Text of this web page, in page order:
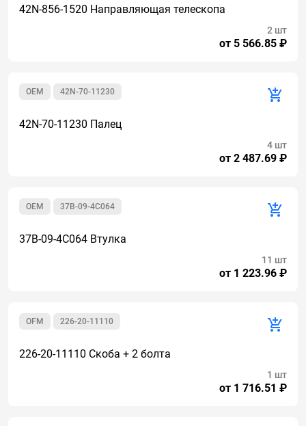
42N-856-1520 Направляющая телескопа
от 5 566.85 ₽
2 шт
42N-70-11230
OEM
42N-70-11230 Палец
от 2 487.69 ₽
4 шт
37B-09-4C064
OEM
37B-09-4C064 Втулка
от 1 223.96 ₽
11 шт
226-20-11110
OFM
226-20-11110 Скоба + 2 болта
от 1 716.51 ₽
1 шт